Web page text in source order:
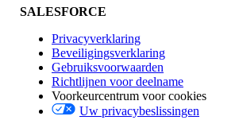
Invloed op functies
Edition
SALESFORCE
Privacyverklaring
Beveiligingsverklaring
Gebruiksvoorwaarden
Richtlijnen voor deelname
Voorkeurcentrum voor cookies
Uw privacybeslissingen